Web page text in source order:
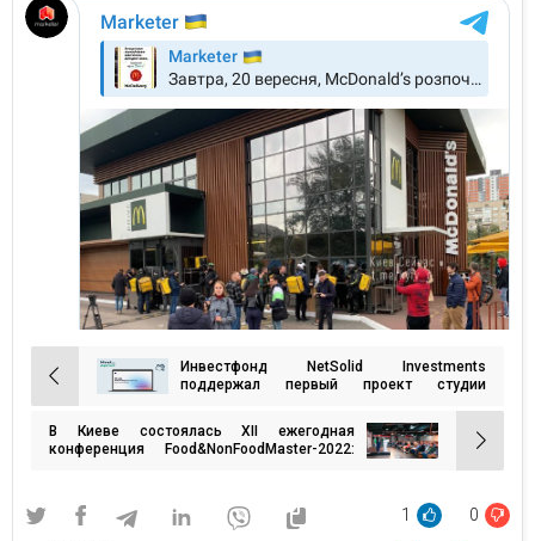
Навигация
по
записям
Инвестфонд NetSolid Investments
поддержал первый проект студии
В Киеве состоялась XII ежегодная
конференция Food&NonFoodMaster-2022:
время»
1 0